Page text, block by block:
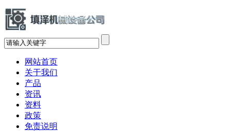
网站首页
关于我们
产品
资讯
资料
政策
免责说明